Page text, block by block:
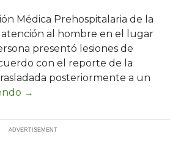
Médica Prehospitalaria de la
al hombre en el lugar
presentó lesiones de
con el reporte de la
posteriormente a un